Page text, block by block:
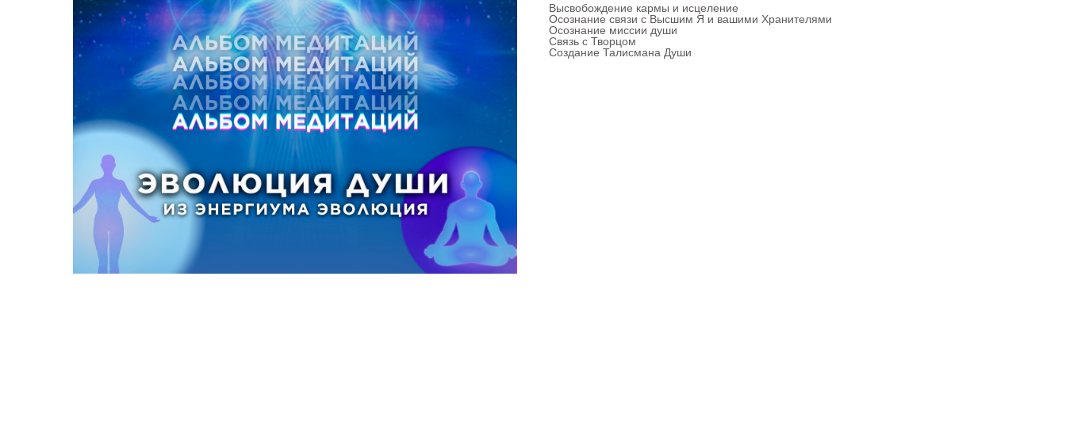
Высвобождение кармы и исцеление
Осознание связи с Высшим Я и вашими Хранителями
Осознание миссии души
Связь с Творцом
Создание Талисмана Души